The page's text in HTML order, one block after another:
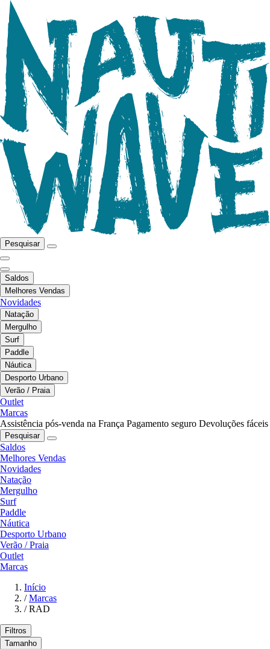
Pesquisar
Saldos
Melhores Vendas
Novidades
Natação
Mergulho
Surf
Paddle
Náutica
Desporto Urbano
Verão / Praia
Outlet
Marcas
Assistência pós-venda na França Pagamento seguro Devoluções fáceis
Pesquisar
Saldos
Melhores Vendas
Novidades
Natação
Mergulho
Surf
Paddle
Náutica
Desporto Urbano
Verão / Praia
Outlet
Marcas
Início
/ Marcas
/ RAD
Filtros
Tamanho